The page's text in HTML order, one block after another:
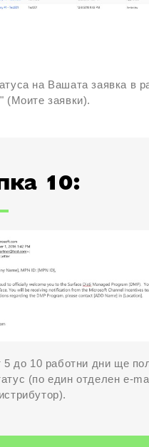
на Вашата заявка в
(Моите заявки).
10:
5 до 10 работни дни ще
(по един отделен e-